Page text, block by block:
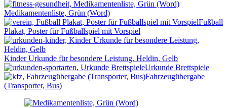
Medikamentenliste, Grün (Word)
Fußball
Plakat, Poster für Fußballspiel mit Vorspiel
Kinder Urkunde für besondere Leistung, Heldin, Gelb
Urkunde Brettspiele
Fahrzeugübergabe
(Transporter, Bus)